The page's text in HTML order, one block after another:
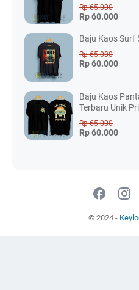
Rp 65.000
Rp 60.000
Baju Kaos Surf
Rp 65.000
Rp 60.000
Baju Kaos
Terbaru Unik
Rp 65.000
Rp 60.000
© 2024 -